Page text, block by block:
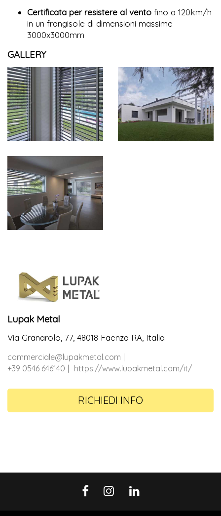
Certificata per resistere al vento fino a 120km/h
in un frangisole di dimensioni massime
3000x3000mm
GALLERY
Lupak Metal
Via Granarolo, 77, 48018 Faenza RA, Italia
commerciale@lupakmetal.com
+39 0546 646140
https://www.lupakmetal.com/it/
RICHIEDI INFO